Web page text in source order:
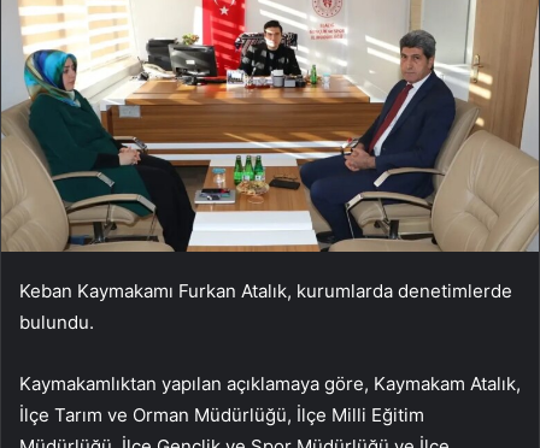
Keban Kaymakamı Furkan Atalık, kurumlarda denetimlerde
bulundu.
Kaymakamlıktan yapılan açıklamaya göre, Kaymakam Atalık,
İlçe Tarım ve Orman Müdürlüğü, İlçe Milli Eğitim